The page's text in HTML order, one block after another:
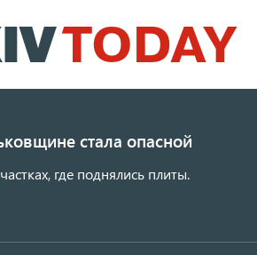
к
основному
стала опасной
где поднялись плиты.